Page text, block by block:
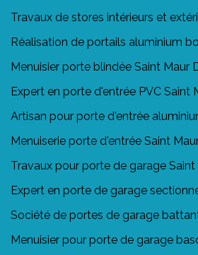
Travaux de stores intérieurs et
Réalisation de portails aluminium
Menuisier porte blindée Saint Maur
Expert en porte d'entrée PVC Saint
Artisan pour porte d'entrée
Menuiserie porte d'entrée Saint
Travaux pour porte de garage
Expert en porte de garage
Société de portes de garage
Menuisier pour porte de garage